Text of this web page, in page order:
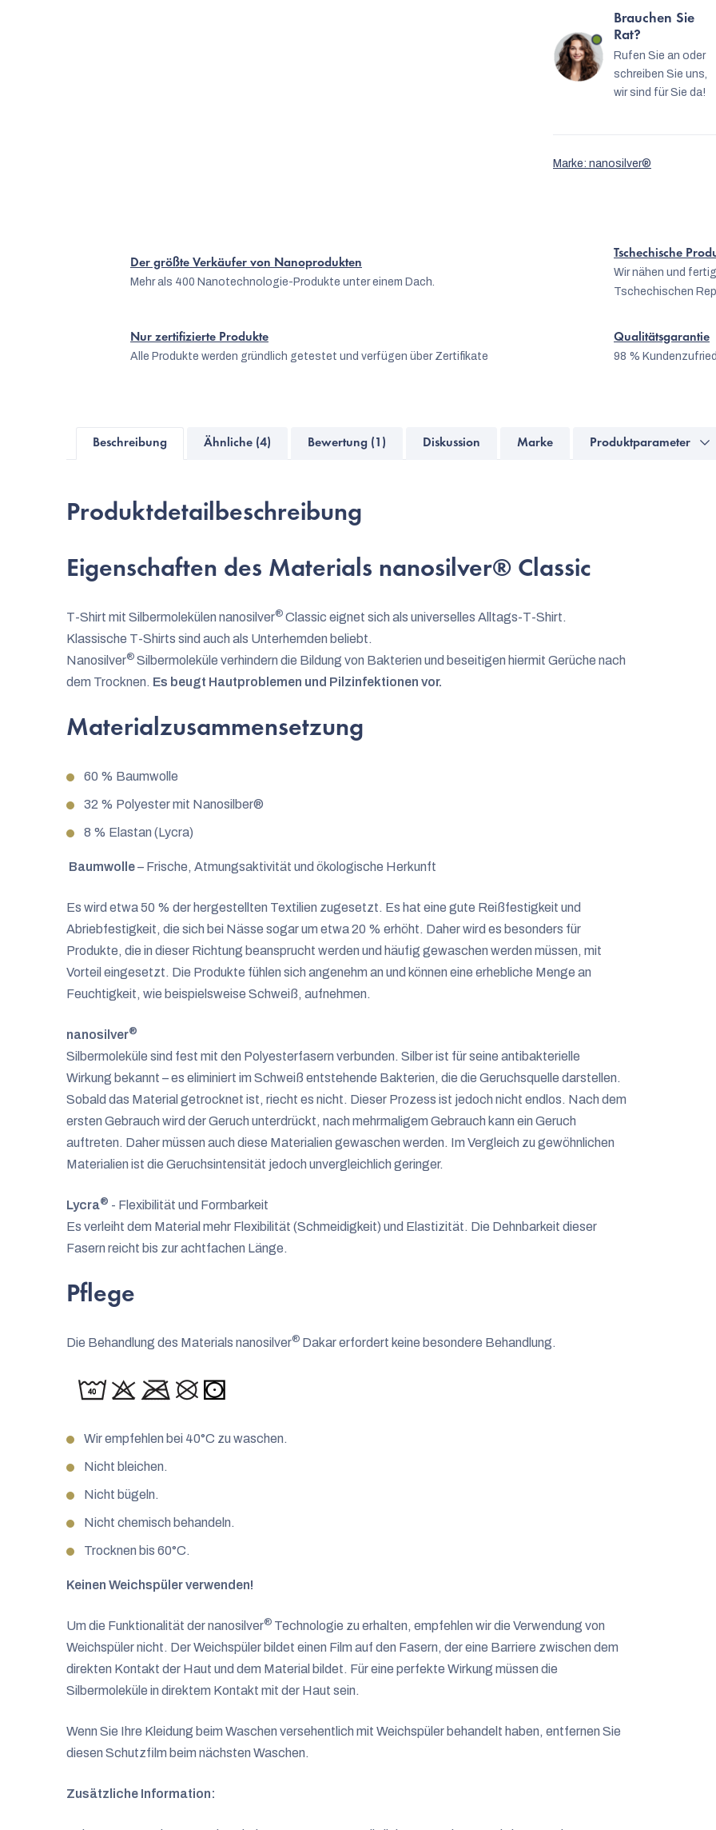
Brauchen Sie
Rat?
Rufen Sie an oder
schreiben Sie uns,
wir sind für Sie da!
Marke: nanosilver®
Der größte Verkäufer von Nanoprodukten
Mehr als 400 Nanotechnologie-Produkte unter einem Dach.
Tschechische
Wir nähen und
Tschechischen
Nur zertifizierte Produkte
Alle Produkte werden gründlich getestet und verfügen über Zertifikate
Qualitätsgarantie
98 %
Beschreibung Ähnliche (4) Bewertung (1) Diskussion Marke Produktparameter
Produktdetailbeschreibung
Eigenschaften des Materials nanosilver® Classic
T-Shirt mit Silbermolekülen nanosilver® Classic eignet sich als universelles Alltags-T-Shirt.
Klassische T-Shirts sind auch als Unterhemden beliebt.
Nanosilver® Silbermoleküle verhindern die Bildung von Bakterien und beseitigen hiermit Gerüche nach
dem Trocknen. Es beugt Hautproblemen und Pilzinfektionen vor.
Materialzusammensetzung
60 % Baumwolle
32 % Polyester mit Nanosilber®
8 % Elastan (Lycra)
Baumwolle– Frische, Atmungsaktivität und ökologische Herkunft
Es wird etwa 50 % der hergestellten Textilien zugesetzt. Es hat eine gute Reißfestigkeit und
Abriebfestigkeit, die sich bei Nässe sogar um etwa 20 % erhöht. Daher wird es besonders für
Produkte, die in dieser Richtung beansprucht werden und häufig gewaschen werden müssen, mit
Vorteil eingesetzt. Die Produkte fühlen sich angenehm an und können eine erhebliche Menge an
Feuchtigkeit, wie beispielsweise Schweiß, aufnehmen.
nanosilver®
Silbermoleküle sind fest mit den Polyesterfasern verbunden. Silber ist für seine antibakterielle
Wirkung bekannt – es eliminiert im Schweiß entstehende Bakterien, die die Geruchsquelle darstellen.
Sobald das Material getrocknet ist, riecht es nicht. Dieser Prozess ist jedoch nicht endlos. Nach dem
ersten Gebrauch wird der Geruch unterdrückt, nach mehrmaligem Gebrauch kann ein Geruch
auftreten. Daher müssen auch diese Materialien gewaschen werden. Im Vergleich zu gewöhnlichen
Materialien ist die Geruchsintensität jedoch unvergleichlich geringer.
Lycra® - Flexibilität und Formbarkeit
Es verleiht dem Material mehr Flexibilität (Schmeidigkeit) und Elastizität. Die Dehnbarkeit dieser
Fasern reicht bis zur achtfachen Länge.
Pflege
Die Behandlung des Materials nanosilver® Dakar erfordert keine besondere Behandlung.
Wir empfehlen bei 40°C zu waschen.
Nicht bleichen.
Nicht bügeln.
Nicht chemisch behandeln.
Trocknen bis 60°C.
Keinen Weichspüler verwenden!
Um die Funktionalität der nanosilver® Technologie zu erhalten, empfehlen wir die Verwendung von
Weichspüler nicht. Der Weichspüler bildet einen Film auf den Fasern, der eine Barriere zwischen dem
direkten Kontakt der Haut und dem Material bildet. Für eine perfekte Wirkung müssen die
Silbermoleküle in direktem Kontakt mit der Haut sein.
Wenn Sie Ihre Kleidung beim Waschen versehentlich mit Weichspüler behandelt haben, entfernen Sie
diesen Schutzfilm beim nächsten Waschen.
Zusätzliche Information: